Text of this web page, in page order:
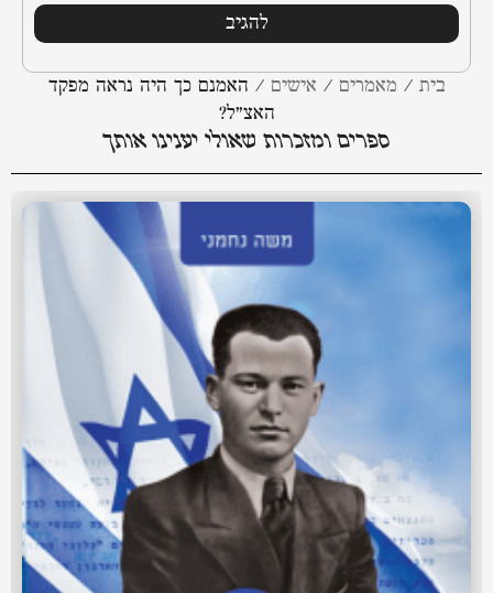
בית / מאמרים / אישים / האמנם כך היה נראה מפקד
האצ”ל?
ספרים ומזכרות שאולי יענינו אותך